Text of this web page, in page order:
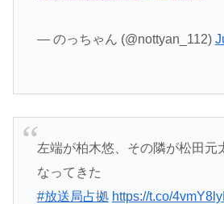
— のっちゃん (@nottyan_112)
左端が柏木悠、その隣が松田元
なってきた
#放送局占拠 https://t.co/